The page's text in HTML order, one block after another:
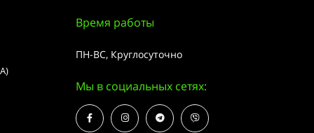
Время работы
ПН-ВС, Круглосуточно
Мы в социальных сетях: